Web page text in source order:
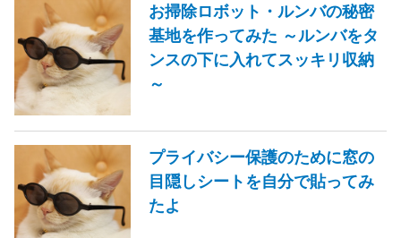
お掃除ロボット・ルンバの秘密
基地を作ってみた ～ルンバをタ
ンスの下に入れてスッキリ収納
～
プライバシー保護のために窓の
目隠しシートを自分で貼ってみ
たよ